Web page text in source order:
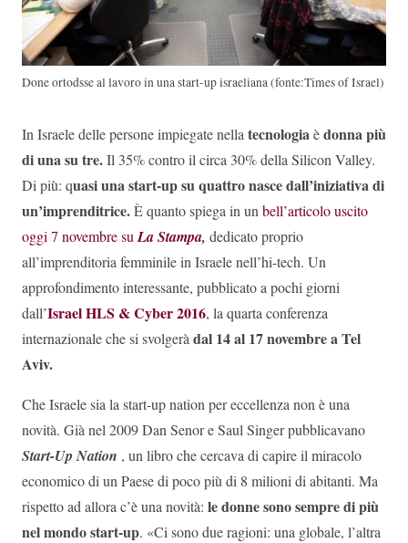
Done ortodsse al lavoro in una start-up israeliana (fonte:Times of Israel)
In Israele delle persone impiegate nella tecnologia èdonna più
di una su tre.Il 35% contro il circa 30% della Silicon Valley.
Di più: quasi una start-up su quattro nasce dall’iniziativa di
un’imprenditrice.È quanto spiega in un bell’articolo uscito
oggi 7 novembre su La Stampa, dedicato proprio
all’imprenditoria femminile in Israele nell’hi-tech. Un
approfondimento interessante, pubblicato a pochi giorni
dall’Israel HLS & Cyber 2016, la quarta conferenza
internazionale che si svolgerà dal 14 al 17 novembre a Tel
Aviv.
Che Israele sia la start-up nation per eccellenza non è una
novità. Già nel 2009 Dan Senor e Saul Singer pubblicavano
Start-Up Nation , un libro che cercava di capire il miracolo
economico di un Paese di poco più di 8 milioni di abitanti. Ma
rispetto ad allora c’è una novità: le donne sono sempre di più
nel mondo start-up. «Ci sono due ragioni: una globale, l’altra